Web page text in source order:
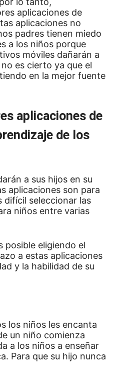
aplicaciones de
aplicaciones no
padres tienen miedo
a los niños porque
móviles dañarán a
es cierto ya que el
en la mejor fuente
aplicaciones de
de los
a sus hijos en su
aplicaciones son para
difícil seleccionar las
niños entre varias
posible eligiendo el
a estas aplicaciones
y la habilidad de su
los niños les encanta
un niño comienza
a los niños a enseñar
Para que su hijo nunca